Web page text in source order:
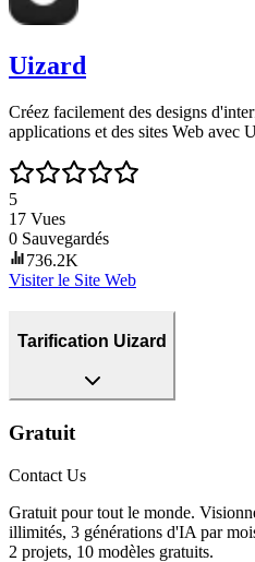
Uizard
Créez facilement des designs
applications et des sites Web avec
5
17 Vues
0 Sauvegardés
736.2K
Visiter le Site Web
Tarification Uizard
Gratuit
Contact Us
Gratuit pour tout le monde.
illimités, 3 générations d'IA par
2 projets, 10 modèles gratuits.